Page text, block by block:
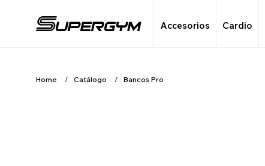
Accesorios Cardio
Home Catálogo Bancos Pro